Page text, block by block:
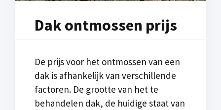
Dak ontmossen prijs
De prijs voor het ontmossen van een
dak is afhankelijk van verschillende
factoren. De grootte van het te
behandelen dak, de huidige staat van